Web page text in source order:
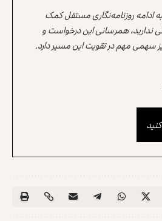
ادامه روزنامه‌نگاری مستقل کمک
ندارید، همرسانی این درخواست و
سهمی مهم در تقویت این مسیر دارد.